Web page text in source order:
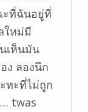
ที่ฉันอยู่ที่
หม่มี
เห็นมัน
ง ลองนึก
ทะที่ไม่ถูก
twas